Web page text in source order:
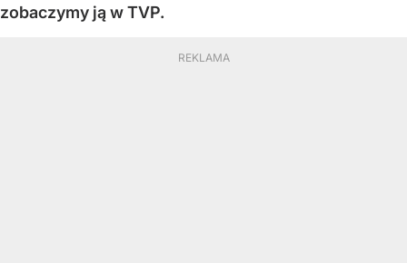
zobaczymy ją w TVP.